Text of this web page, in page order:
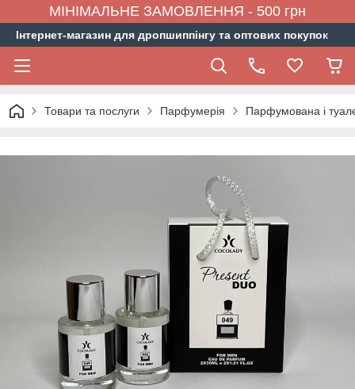
МІНІМАЛЬНЕ ЗАМОВЛЕННЯ - 500 грн
Інтернет-магазин для дропшиппінгу та оптових покупок
Товари та послуги Парфумерія Парфумована і